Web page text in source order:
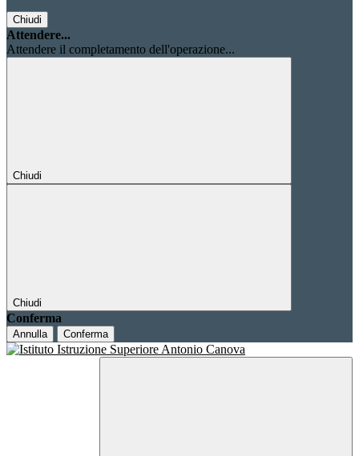
Chiudi
Attendere...
Attendere il completamento dell'operazione...
Chiudi
Chiudi
Conferma
Annulla Conferma